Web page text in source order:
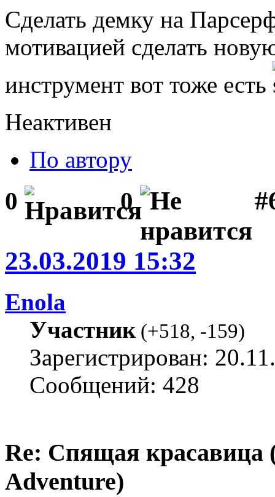
Сделать демку на
мотивацией сделать
инструмент вот тоже есть
Неактивен
По автору
0 0
23.03.2019 15:32
Enola
Участник(+518, -159)
Зарегистрирован:
Сообщений: 428
Re: Спящая красавица
Adventure)